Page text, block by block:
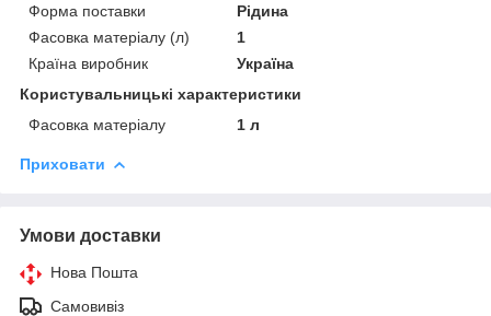
Форма поставки
Рідина
Фасовка матеріалу (л)
1
Країна виробник
Україна
Користувальницькі характеристики
Фасовка матеріалу
1 л
Приховати
Умови доставки
Нова Пошта
Самовивіз